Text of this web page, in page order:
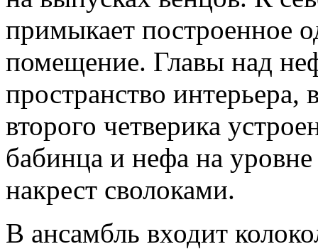
примыкает построенное
помещение. Главы над
пространство интерьера,
второго четверика
бабинца и нефа на
накрест сволоками.
В ансамбль входит